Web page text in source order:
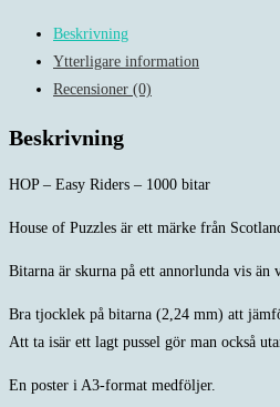
Beskrivning
Ytterligare information
Recensioner (0)
Beskrivning
HOP – Easy Riders – 1000 bitar
House of Puzzles är ett märke från
Bitarna är skurna på ett annorlunda vis
Bra tjocklek på bitarna (2,24 mm) att
Att ta isär ett lagt pussel gör man också
En poster i A3-format medföljer.